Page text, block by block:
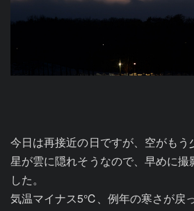
今日は再接近の日ですが、空がも
星が雲に隠れそうなので、早めに
した。
気温マイナス5℃、例年の寒さが戻っ